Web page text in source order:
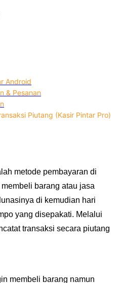
Android
& Pesanan
Piutang (Kasir Pintar Pro)
metode pembayaran di
barang atau jasa
di kemudian hari
yang disepakati. Melalui
transaksi secara piutang
membeli barang namun